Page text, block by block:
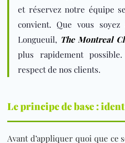
et réservez notre équipe
convient. Que vous
Longueuil, The Montreal
plus rapidement
respect de nos clients.
Le principe de base :
Avant d’appliquer quoi que ce